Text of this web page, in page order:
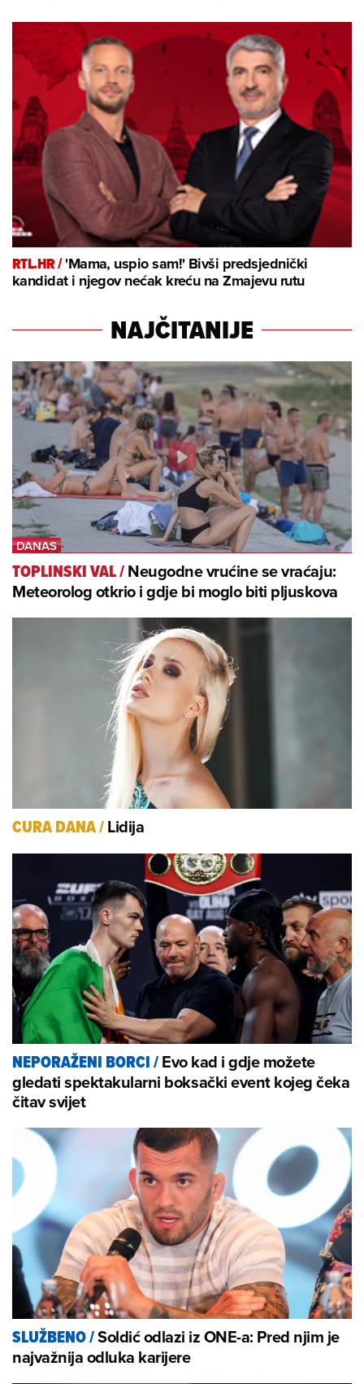
RTL.HR /'Mama, uspio sam!' Bivši predsjednički
kandidat i njegov nećak kreću na Zmajevu rutu
NAJČITANIJE
TOPLINSKI VAL/Neugodne vrućine se vraćaju:
Meteorolog otkrio i gdje bi moglo biti pljuskova
CURA DANA/Lidija
NEPORAŽENI BORCI/Evo kad i gdje možete
gledati spektakularni boksački event kojeg čeka
čitav svijet
SLUŽBENO/Soldić odlazi iz ONE-a: Pred njim je
najvažnija odluka karijere